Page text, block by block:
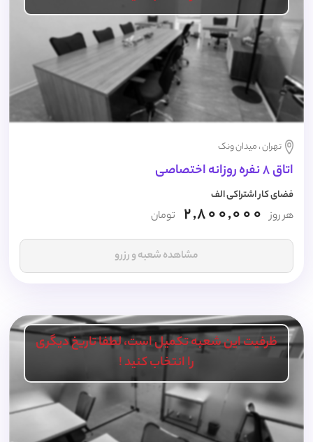
تهران ، میدان ونک
اتاق 8 نفره روزانه اختصاصی
فضای کار اشتراکی الف
هر روز 2,800,000 تومان
مشاهده شعبه و رزرو
ظرفیت این شعبه تکمیل است، لطفا تاریخ دیگری
را انتخاب کنید !